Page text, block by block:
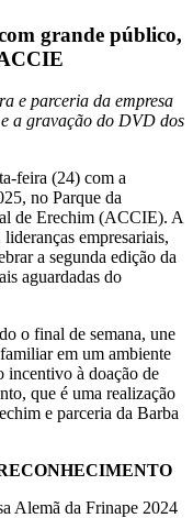
grande público,
e parceria da empresa
a gravação do DVD dos
feira (24) com a
no Parque da
de Erechim (ACCIE). A
empresariais,
a segunda edição da
aguardadas do
o final de semana, une
em um ambiente
incentivo à doação de
que é uma realização
e parceria da Barba
Alemã da Frinape 2024